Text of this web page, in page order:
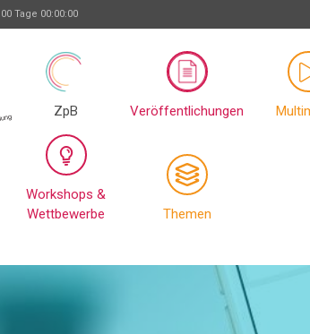
00 Tage 00:00:00
ZpB Veröffentlichungen
Workshops &
Wettbewerbe
Themen